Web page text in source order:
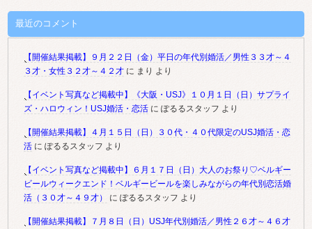
最近のコメント
【開催結果掲載】９月２２日（金）平日の年代別婚活／男性３３才～４
３才・女性３２才～４２才 に まり より
【イベント写真など掲載中】《大阪・USJ》１０月１日（日）サプライ
ズ・ハロウィン！USJ婚活・恋活 にぽるるスタッフ より
【開催結果掲載】４月１５日（日）３０代・４０代限定のUSJ婚活・恋
活 にぽるるスタッフ より
【イベント写真など掲載中】６月１７日（日）大人のお祭り♡ベルギー
ビールウィークエンド！ベルギービールを楽しみながらの年代別恋活婚
活（３０才～４９才）
にぽるるスタッフ より
【開催結果掲載】７月８日（日）USJ年代別婚活／男性２６才～４６才